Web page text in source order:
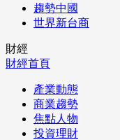
趨勢中國
世界新台商
財經
財經首頁
產業動態
商業趨勢
焦點人物
投資理財